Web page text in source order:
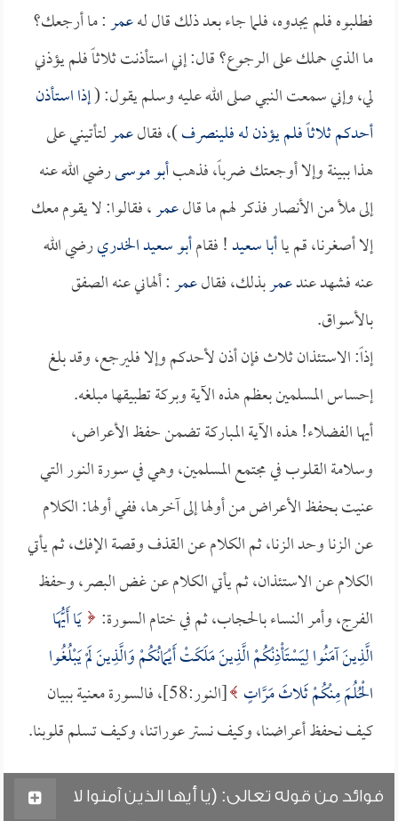
فطلبوه فلم يجدوه، فلما جاء بعد ذلك قال لهعمر: ما أرجعك؟
ما الذي حملك على الرجوع؟ قال: إني استأذنت ثلاثاً فلم يؤذني
لي، وإني سمعت النبي صلى الله عليه وسلم يقول: (إذا استأذن
أحدكم ثلاثاً فلم يؤذن له فلينصرف)، فقالعمرلتأتيني على
هذا ببينة وإلا أوجعتك ضرباً، فذهبأبو موسىرضي الله عنه
إلى ملأ من الأنصار فذكر لهم ما قالعمر، فقالوا: لا يقوم معك
إلا أصغرنا، قم ياأبا سعيد! فقامأبو سعيد الخدريرضي الله
عنه فشهد عندعمربذلك، فقالعمر: ألهاني عنه الصفق
بالأسواق.
إذاً: الاستئذان ثلاث فإن أذن لأحدكم وإلا فليرجع، وقد بلغ
إحساس المسلمين بعظم هذه الآية وبركة تطبيقها مبلغه.
أيها الفضلاء! هذه الآية المباركة تضمن حفظ الأعراض،
وسلامة القلوب في مجتمع المسلمين، وهي في سورة النور التي
عنيت بحفظ الأعراض من أولها إلى آخرها، ففي أولها: الكلام
عن الزنا وحد الزنا، ثم الكلام عن القذف وقصة الإفك، ثم يأتي
الكلام عن الاستئذان، ثم يأتي الكلام عن غض البصر، وحفظ
الفرج، وأمر النساء بالحجاب، ثم في ختام السورة: يَا أَيُّهَا
الَّذِينَ آمَنُوا لِيَسْتَأْذِنْكُمْ الَّذِينَ مَلَكَتْ أَيْمَانُكُمْ وَالَّذِينَ لَمْ يَبْلُغُوا
الْحُلُمَ مِنْكُمْ ثَلاثَ مَرَّاتٍ
[النور:58]، فالسورة معنية ببيان
كيف نحفظ أعراضنا، وكيف نستر عوراتنا، وكيف تسلم قلوبنا.
فوائد من قوله تعالى: (يا أيها الذين آمنوا لا